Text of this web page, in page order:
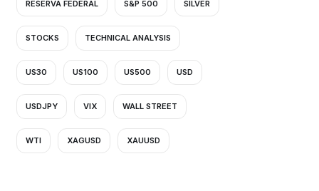
RESERVA FEDERAL S&P 500 SILVER
STOCKS TECHNICAL ANALYSIS
US30 US100 US500 USD
USDJPY VIX WALL STREET
WTI XAGUSD XAUUSD